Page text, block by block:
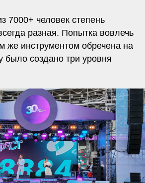
7000+ человек степень
разная. Попытка вовлечь
же инструментом обречена на
было создано три уровня